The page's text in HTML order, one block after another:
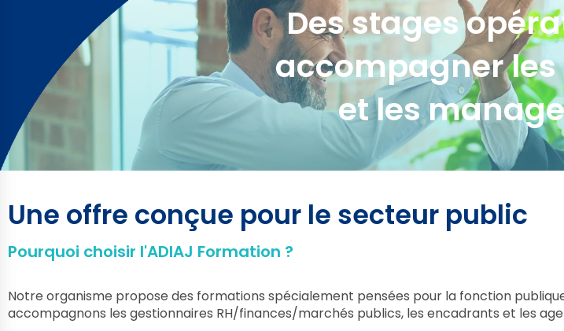
Des stages
accompagner
et les
Une offre conçue pour le secteur public
Pourquoi choisir l'ADIAJ Formation ?
Notre organisme propose des formations spécialement pensées pour la fonction
accompagnons les gestionnaires RH/finances/marchés publics, les encadrants et les